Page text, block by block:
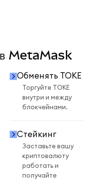
в MetaMask
Обменять TOKE
Торгуйте TOKE
внутри и между
блокчейнами.
Стейкинг
Заставьте вашу
криптовалюту
работать и
получайте